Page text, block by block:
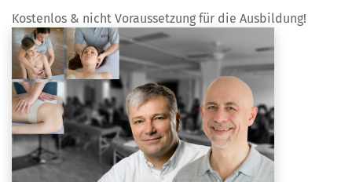
Kostenlos & nicht Voraussetzung für die Ausbildung!